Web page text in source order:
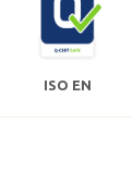
ISO EN